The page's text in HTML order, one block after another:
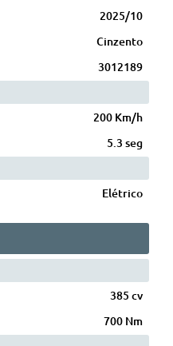
2025/10
Cinzento
3012189
200 Km/h
5.3 seg
Elétrico
385 cv
700 Nm